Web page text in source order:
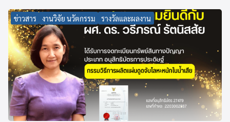
ข่าวสาร งานวิจัย นวัตกรรม รางวัลและผลงาน